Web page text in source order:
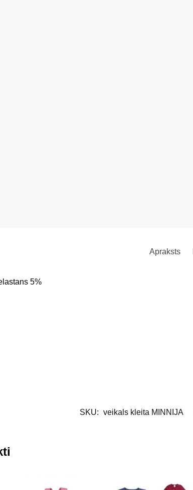
Apraksts
5%
SKU: veikals kleita MINNIJA